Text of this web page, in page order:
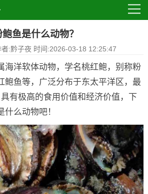
鲍鱼是什么动物？
:黔子夜 时间:2026-03-18 12:25:47
海洋软体动物，学名桃红鲍，别称粉
鲍鱼等，广泛分布于东太平洋区，最
有极高的食用价值和经济价值，下
么动物吧！